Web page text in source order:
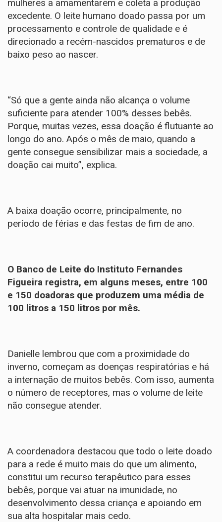
mulheres a amamentarem e coleta a produção
excedente. O leite humano doado passa por um
processamento e controle de qualidade e é
direcionado a recém-nascidos prematuros e de
baixo peso ao nascer.
“Só que a gente ainda não alcança o volume
suficiente para atender 100% desses bebês.
Porque, muitas vezes, essa doação é flutuante ao
longo do ano. Após o mês de maio, quando a
gente consegue sensibilizar mais a sociedade, a
doação cai muito”, explica.
A baixa doação ocorre, principalmente, no
período de férias e das festas de fim de ano.
O Banco de Leite do Instituto Fernandes
Figueira registra, em alguns meses, entre 100
e 150 doadoras que produzem uma média de
100 litros a 150 litros por mês.
Danielle lembrou que com a proximidade do
inverno, começam as doenças respiratórias e há
a internação de muitos bebês. Com isso, aumenta
o número de receptores, mas o volume de leite
não consegue atender.
A coordenadora destacou que todo o leite doado
para a rede é muito mais do que um alimento,
constitui um recurso terapêutico para esses
bebês, porque vai atuar na imunidade, no
desenvolvimento dessa criança e apoiando em
sua alta hospitalar mais cedo.